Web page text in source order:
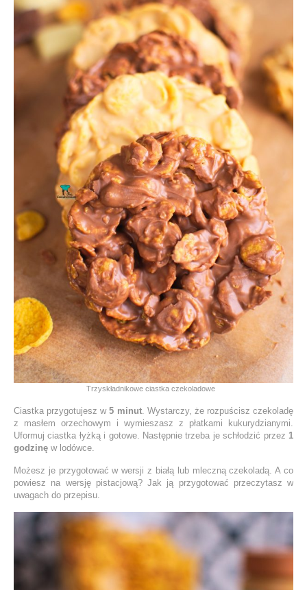
Trzyskładnikowe ciastka czekoladowe
Ciastka przygotujesz w5 minut. Wystarczy, że rozpuścisz czekoladę
z masłem orzechowym i wymieszasz z płatkami kukurydzianymi.
Uformuj ciastka łyżką i gotowe. Następnie trzeba je schłodzić przez 1
godzinę w lodówce.
Możesz je przygotować w wersji z białą lub mleczną czekoladą. A co
powiesz na wersję pistacjową? Jak ją przygotować przeczytasz w
uwagach do przepisu.